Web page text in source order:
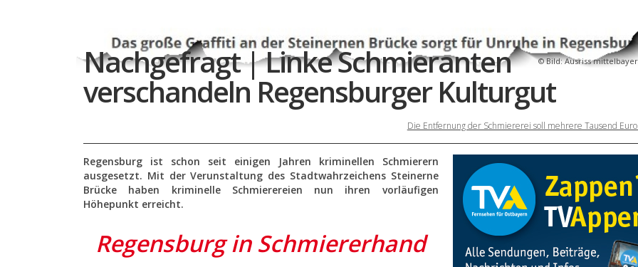
Bild: Ausriss
Nachgefragt | Linke Schmieranten
verschandeln Regensburger Kulturgut
Die Entfernung der Schmiererei soll mehrere Tausend
Regensburg ist schon seit einigen Jahren kriminellen Schmierern
ausgesetzt. Mit der Verunstaltung des Stadtwahrzeichens Steinerne
Brücke haben kriminelle Schmierereien nun ihren vorläufigen
Höhepunkt erreicht.
Regensburg in Schmiererhand